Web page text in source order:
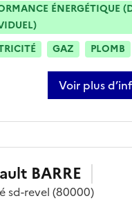
ÉNERGÉTIQUE
GAZ PLOMB
Voir plus
sur rudy
BARRE
sd-revel (80000)